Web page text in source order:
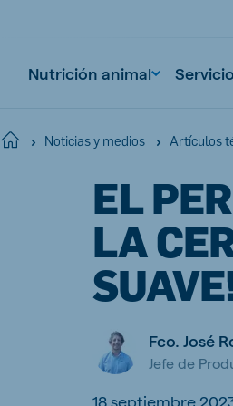
Nutrición animal
Home Noticias y medios Artículos
EL
LA
Fco. José
Jefe de
18 septiembre
Polish